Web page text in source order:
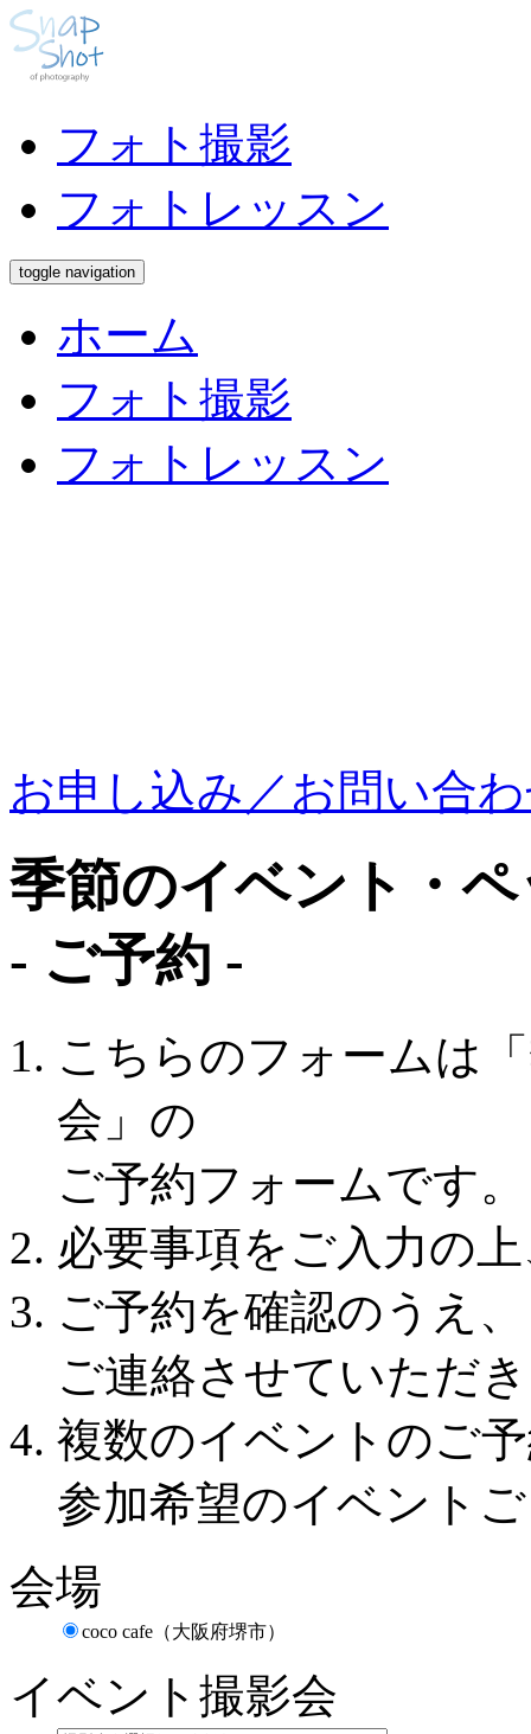
フォト撮影
フォトレッスン
toggle navigation
ホーム
フォト撮影
フォトレッスン
お申し込み／お問い合
季節のイベント・
- ご予約 -
こちらのフォームは
会」の
ご予約フォームです。
必要事項をご入力の
ご予約を確認のうえ、
ご連絡させていただ
複数のイベントのご
参加希望のイベント
会場
coco cafe（大阪府堺市）
イベント撮影会